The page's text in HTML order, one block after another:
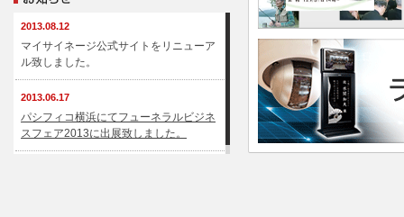
2013.08.12
マイサイネージ公式サイトをリニューア
ル致しました。
2013.06.17
パシフィコ横浜にてフューネラルビジネ
スフェア2013に出展致しました。